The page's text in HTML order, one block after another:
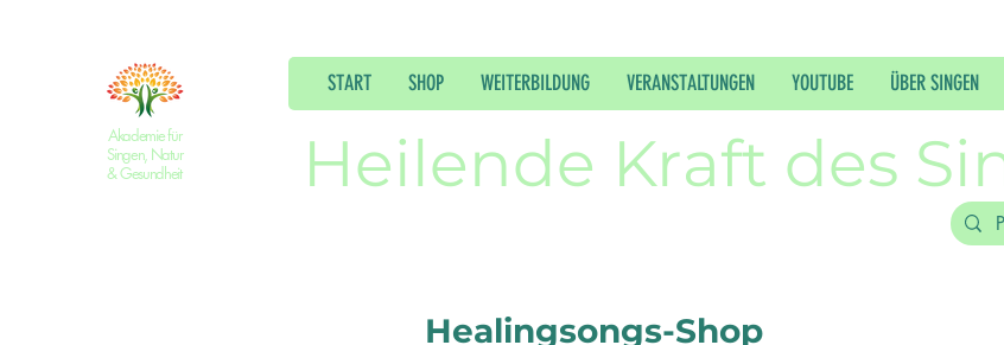
Akademie für
Singen, Natur
& Gesundheit
START SHOP WEITERBILDUNG VERANSTALTUNGEN YOUTUBE ÜBER SINGEN
Heilende Kraft des
Healingsongs-Shop